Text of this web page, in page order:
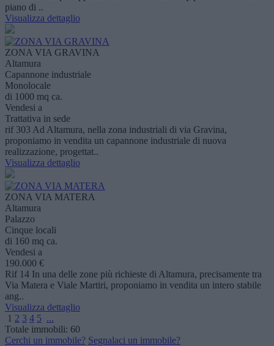
piano di ..
Visualizza dettaglio
ZONA VIA GRAVINA
Altamura
Capannone industriale
Monolocale
di 1000 mq ca.
Vendesi a
Trattativa in sede
rif 303 Ad Altamura, nella zona industriali di via Gravina,
proponiamo in vendita un capannone industriale di nuova
realizzazione, progettat..
Visualizza dettaglio
ZONA VIA MATERA
Altamura
Palazzo
Cinque locali
di 160 mq ca.
Vendesi a
190.000 €
Rif 14 In una delle zone più richieste di Altamura, precisamente tra
Via Matera e Viale Martiri, proponiamo in vendita un intero stabile
ang..
Visualizza dettaglio
1 2 3 4 5 ...
Totale immobili: 60
Cerchi un immobile? Segnalaci un immobile?